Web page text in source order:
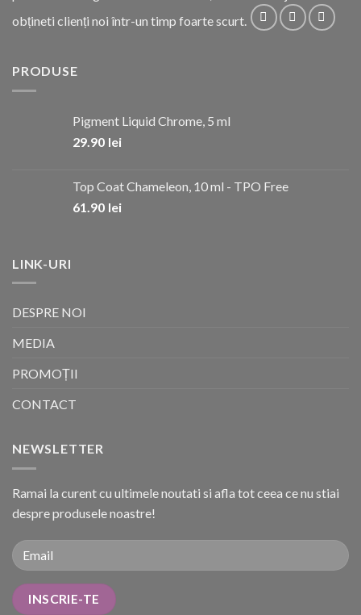
obțineti clienți noi într-un timp foarte scurt.
PRODUSE
Pigment Liquid Chrome, 5 ml
29.90 lei
Top Coat Chameleon, 10 ml - TPO Free
61.90 lei
LINK-URI
DESPRE NOI
MEDIA
PROMOȚII
CONTACT
NEWSLETTER
Ramai la curent cu ultimele noutati si afla tot ceea ce nu stiai
despre produsele noastre!